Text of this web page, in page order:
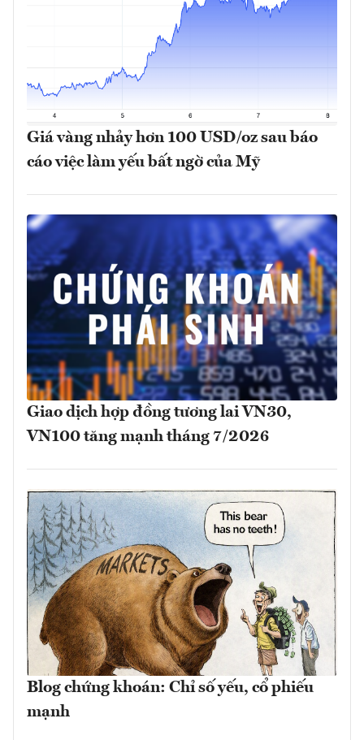
Giá vàng nhảy hơn 100 USD/oz sau báo
cáo việc làm yếu bất ngờ của Mỹ
Giao dịch hợp đồng tương lai VN30,
VN100 tăng mạnh tháng 7/2026
Blog chứng khoán: Chỉ số yếu, cổ phiếu
mạnh